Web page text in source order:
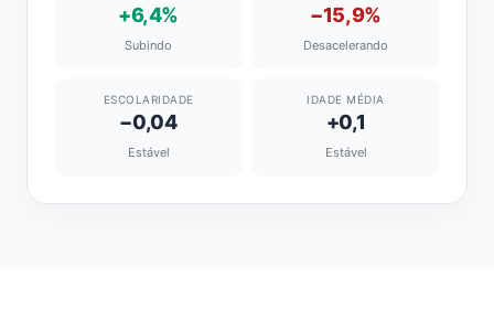
+6,4%
Subindo
−15,9%
Desacelerando
ESCOLARIDADE
−0,04
Estável
IDADE MÉDIA
+0,1
Estável